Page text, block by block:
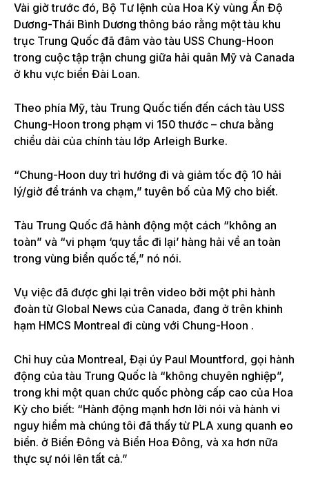
Vài giờ trước đó, Bộ Tư lệnh của Hoa Kỳ vùng Ấn Độ
Dương-Thái Bình Dương thông báo rằng một tàu khu
trục Trung Quốc đã đâm vào tàu USS Chung-Hoon
trong cuộc tập trận chung giữa hải quân Mỹ và Canada
ở khu vực biển Đài Loan.
Theo phía Mỹ, tàu Trung Quốc tiến đến cách tàu USS
Chung-Hoon trong phạm vi 150 thước – chưa bằng
chiều dài của chính tàu lớp Arleigh Burke.
“Chung-Hoon duy trì hướng đi và giảm tốc độ 10 hải
lý/giờ để tránh va chạm,” tuyên bố của Mỹ cho biết.
Tàu Trung Quốc đã hành động một cách “không an
toàn” và “vi phạm ‘quy tắc đi lại’ hàng hải về an toàn
trong vùng biển quốc tế,” nó nói.
Vụ việc đã được ghi lại trên video bởi một phi hành
đoàn từ Global News của Canada, đang ở trên khinh
hạm HMCS Montreal đi cùng với Chung-Hoon .
Chỉ huy của Montreal, Đại úy Paul Mountford, gọi hành
động của tàu Trung Quốc là “không chuyên nghiệp”,
trong khi một quan chức quốc phòng cấp cao của Hoa
Kỳ cho biết: “Hành động mạnh hơn lời nói và hành vi
nguy hiểm mà chúng tôi đã thấy từ PLA xung quanh eo
biển. ở Biển Đông và Biển Hoa Đông, và xa hơn nữa
thực sự nói lên tất cả.”